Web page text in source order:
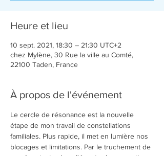
Heure et lieu
10 sept. 2021, 18:30 – 21:30 UTC+2
chez Mylène, 30 Rue la ville au Comté,
22100 Taden, France
À propos de l'événement
Le cercle de résonance est la nouvelle
étape de mon travail de constellations
familiales. Plus rapide, il met en lumière nos
blocages et limitations. Par le truchement de